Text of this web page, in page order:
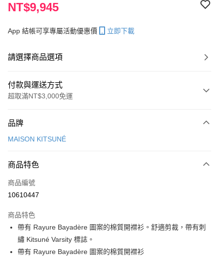
NT$9,945
App 結帳可享專屬活動優惠價 立即下載
請選擇商品選項
付款與運送方式
超取滿NT$3,000免運
信用卡一次付款
ATM付款
每筆NT$100，滿NT$3,000(含以上)免運費
付款後萊爾富取貨
每筆NT$100
品牌
MAISON KITSUNÉ
商品特色
商品編號
10610447
商品特色
帶有 Rayure Bayadère 圖案的棉質開襟衫。舒適剪裁，帶有刺
繡 Kitsuné Varsity 標誌。
帶有 Rayure Bayadère 圖案的棉質開襟衫